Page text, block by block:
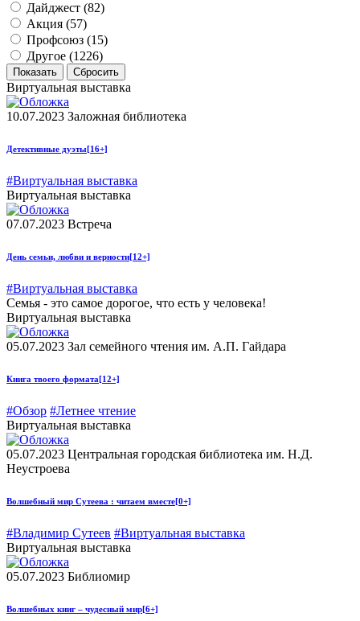
Дайджест (82)
Акция (57)
Профсоюз (15)
Другое (1226)
Виртуальная выставка
10.07.2023 Заложная библиотека
Детективные дуэты[16+]
#Виртуальная выставка
Виртуальная выставка
07.07.2023 Встреча
День семьи, любви и верности[12+]
#Виртуальная выставка
Семья - это самое дорогое, что есть у человека!
Виртуальная выставка
05.07.2023 Зал семейного чтения им. А.П. Гайдара
Книга твоего формата[12+]
#Обзор #Летнее чтение
Виртуальная выставка
05.07.2023 Центральная городская библиотека им. Н.Д.
Неустроева
Волшебный мир Сутеева : читаем вместе[0+]
#Владимир Сутеев #Виртуальная выставка
Виртуальная выставка
05.07.2023 Библиомир
Волшебных книг – чудесный мир[6+]